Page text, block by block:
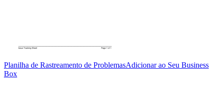
Planilha de Rastreamento de ProblemasAdicionar ao Seu Business
Box